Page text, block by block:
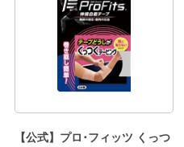
【公式】プロ･フィッツ くっつ